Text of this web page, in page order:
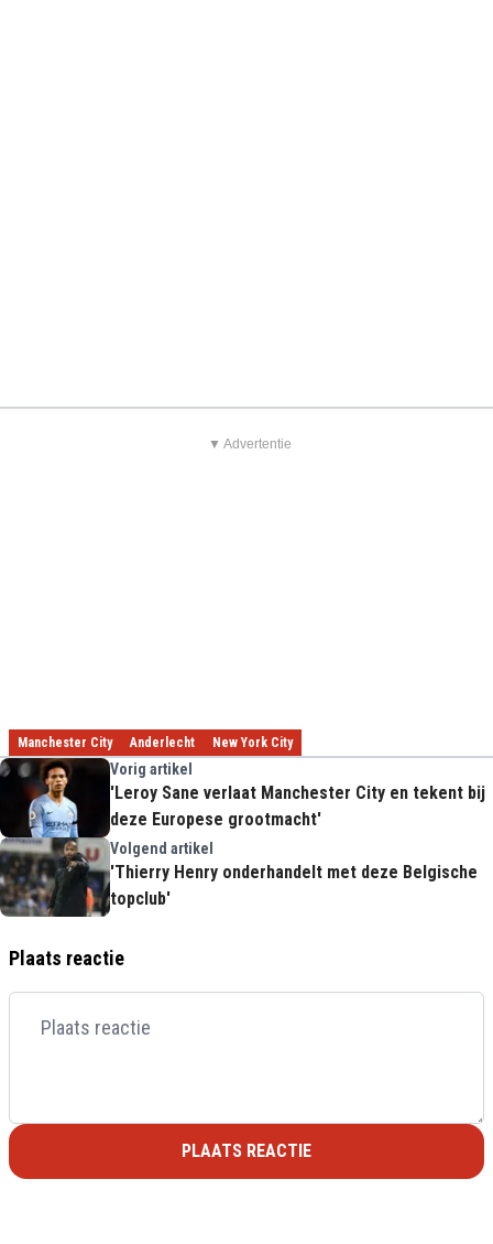
▼ Advertentie
Manchester City Anderlecht New York City
Vorig artikel
'Leroy Sane verlaat Manchester City en tekent bij
deze Europese grootmacht'
Volgend artikel
'Thierry Henry onderhandelt met deze Belgische
topclub'
Plaats reactie
PLAATS REACTIE